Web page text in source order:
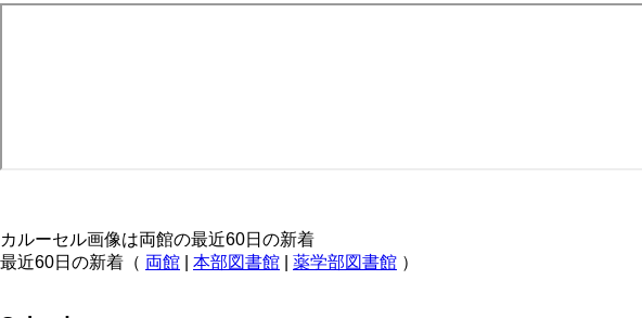
カルーセル画像は両館の最近60日の新着
最近60日の新着（ 両館 本部図書館 薬学部図書館 ）